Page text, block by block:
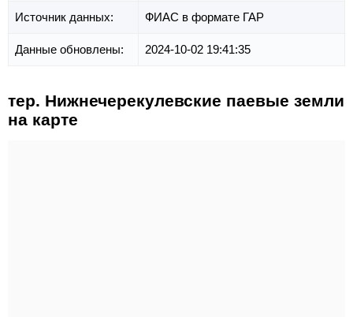
Источник данных: ФИАС в формате ГАР
Данные обновлены: 2024-10-02 19:41:35
тер. Нижнечерекулевские паевые земли
на карте